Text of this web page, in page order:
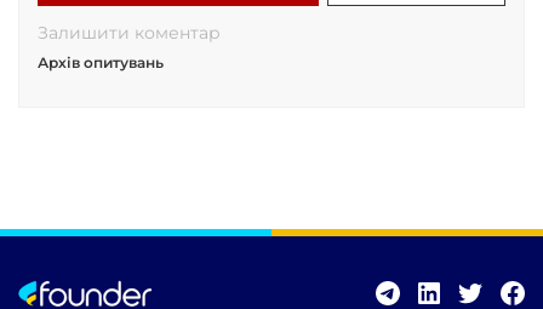
Залишити коментар
Архів опитувань